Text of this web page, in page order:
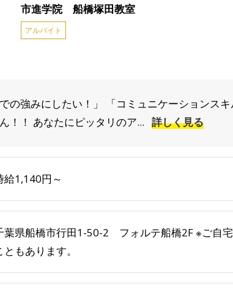
市進学院 船橋塚田教室
アルバイト
の強みにしたい！」 「コミュニケーションス
！！ あなたにピッタリのア... 詳しく見る
給1,140円～
葉県船橋市行田1-50-2 フォルテ船橋2F ※ご自
ともあります。